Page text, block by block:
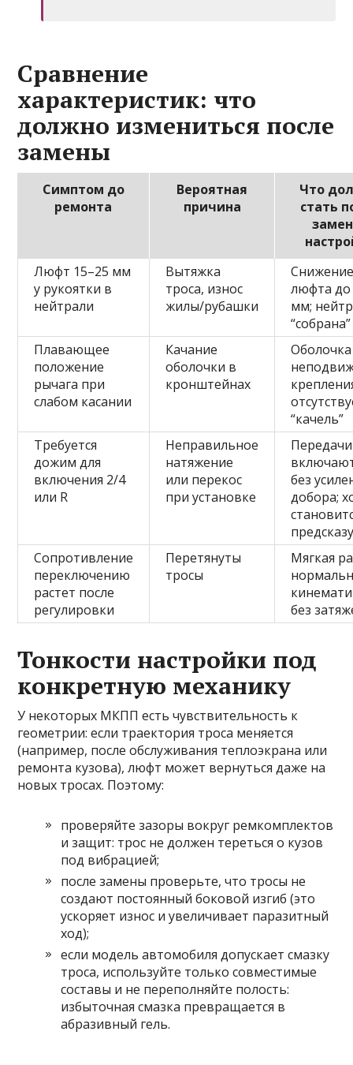
Сравнение
характеристик: что
должно измениться после
замены
Симптом до
ремонта
Вероятная
причина
Что
стать
Люфт 15–25 мм
у рукоятки в
нейтрали
Вытяжка
троса, износ
жилы/рубашки
люфта до
мм;
“собрана”
Плавающее
положение
рычага при
слабом касании
Качание
оболочки в
кронштейнах
Оболочка
“качель”
Требуется
дожим для
включения 2/4
или R
Неправильное
натяжение
или перекос
при установке
Передачи
без
добора;
Сопротивление
переключению
растет после
регулировки
Перетянуты
тросы
Мягкая
без
Тонкости настройки под
конкретную механику
У некоторых МКПП есть чувствительность к
геометрии: если траектория троса меняется
(например, после обслуживания теплоэкрана или
ремонта кузова), люфт может вернуться даже на
новых тросах. Поэтому:
проверяйте зазоры вокруг ремкомплектов
и защит: трос не должен тереться о кузов
под вибрацией;
после замены проверьте, что тросы не
создают постоянный боковой изгиб (это
ускоряет износ и увеличивает паразитный
ход);
если модель автомобиля допускает смазку
троса, используйте только совместимые
составы и не переполняйте полость:
избыточная смазка превращается в
абразивный гель.